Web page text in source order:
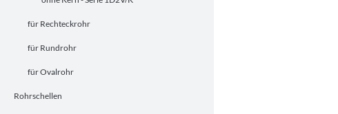
für Rechteckrohr
für Rundrohr
für Ovalrohr
Rohrschellen